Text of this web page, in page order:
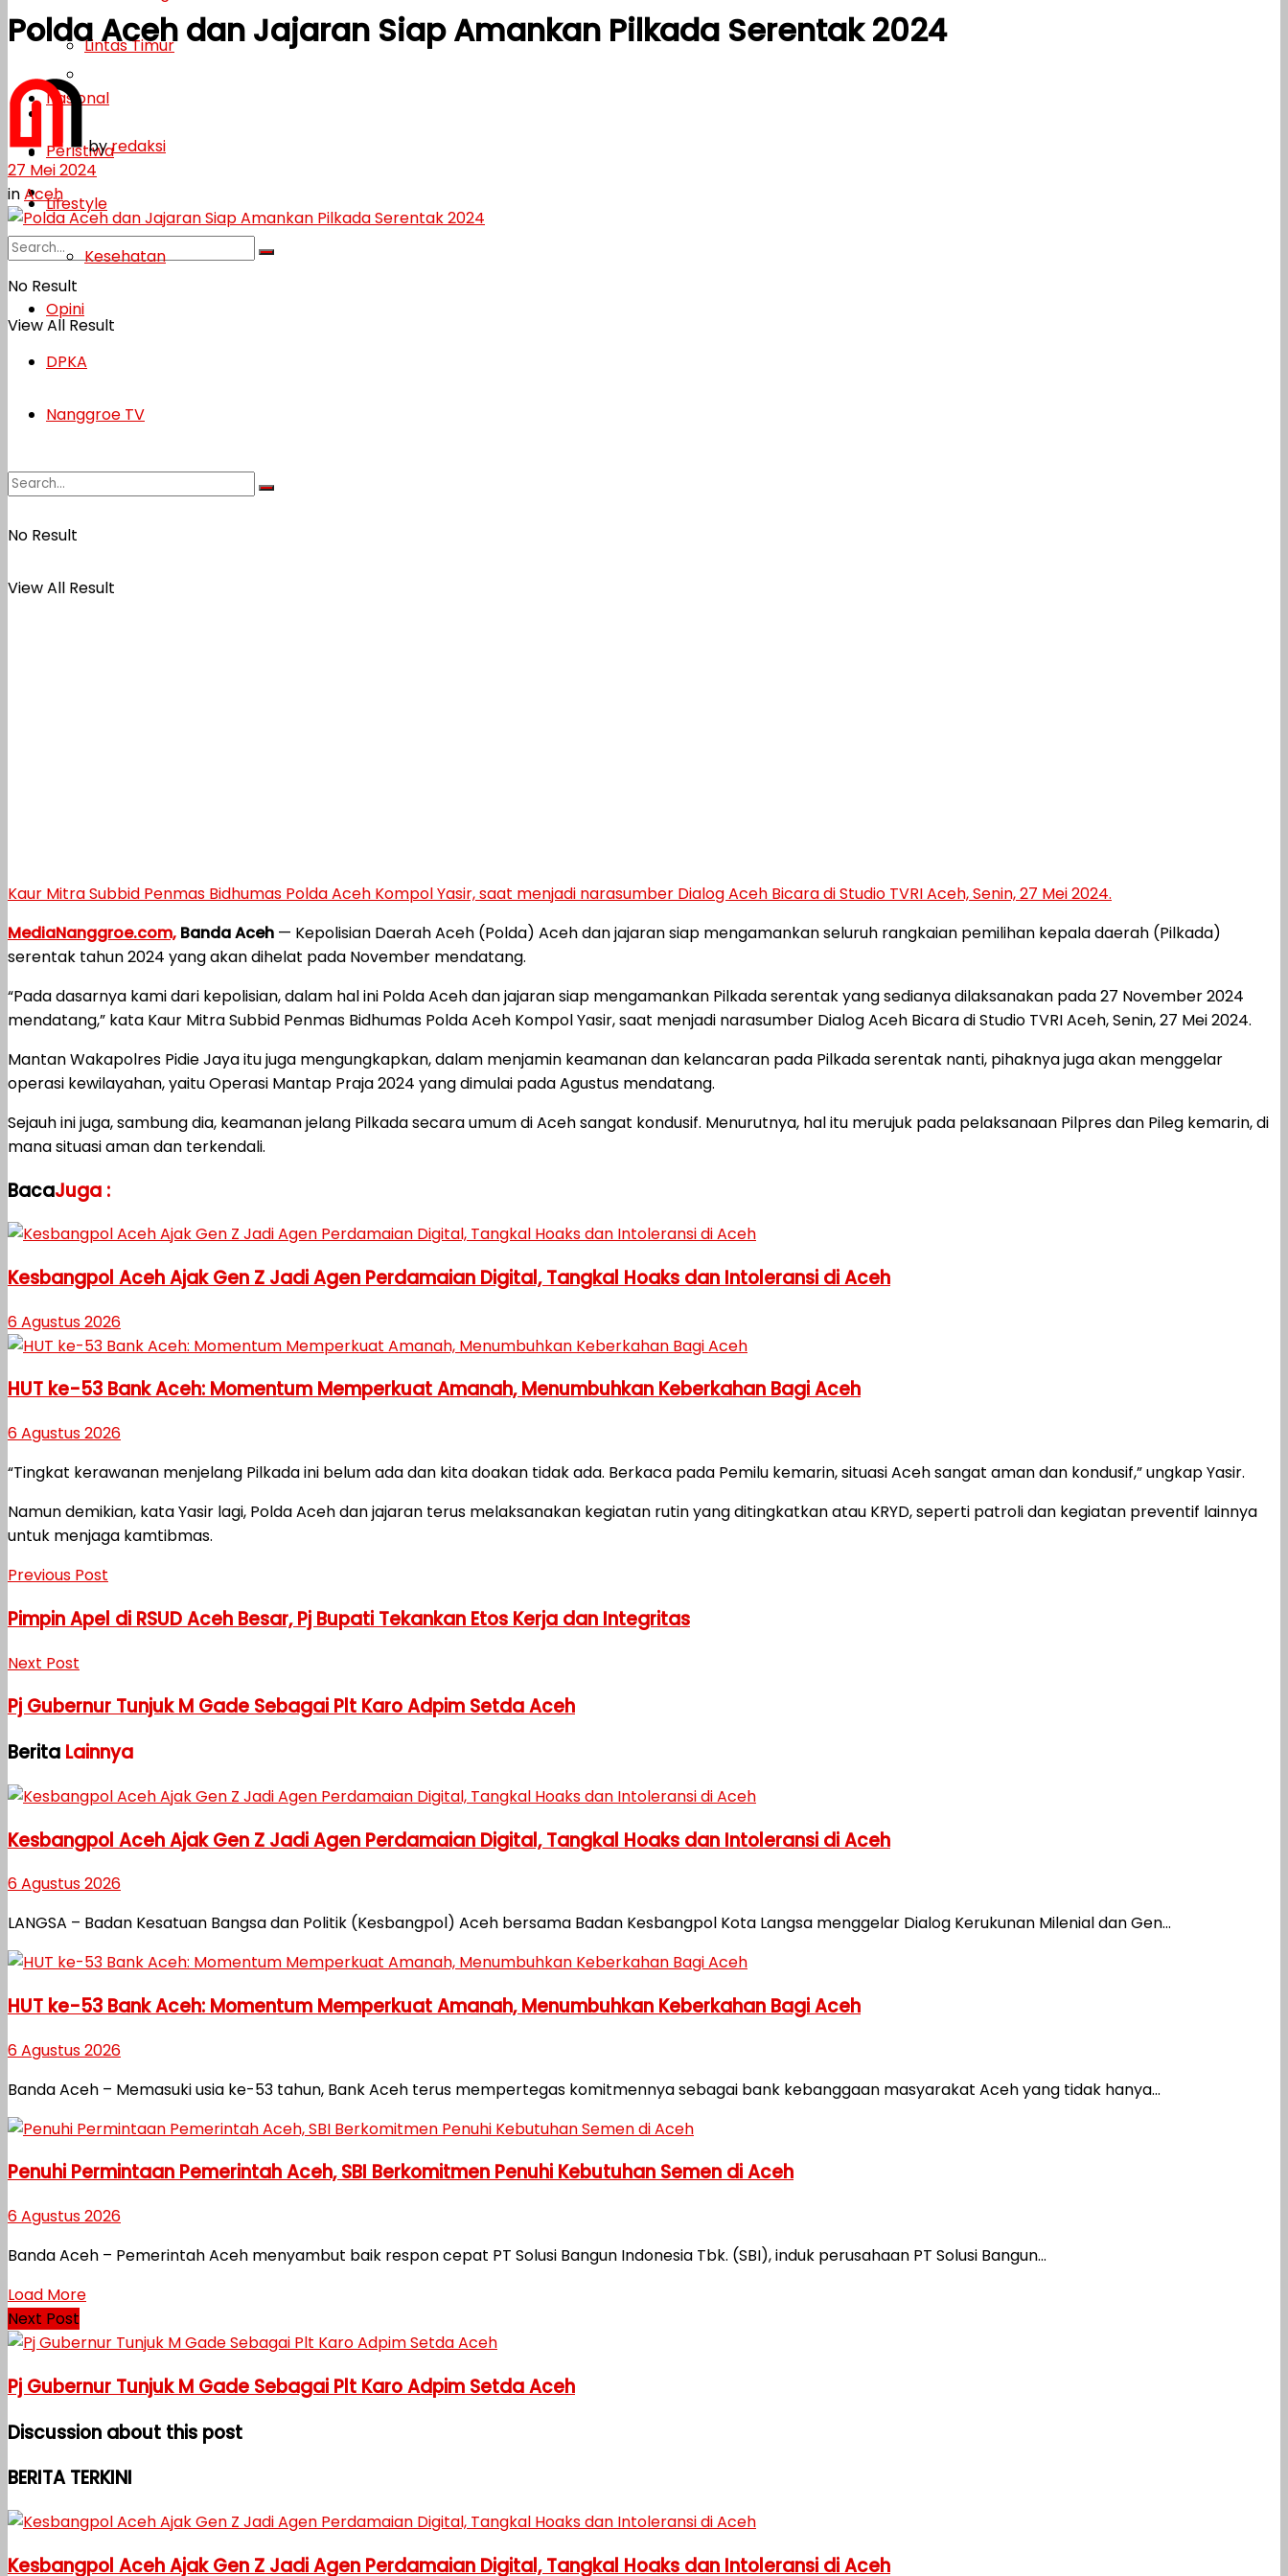
Lifestyle
DPKA
Nanggroe TV
No Result
View All Result
Lintas Timur
Nasional
Peristiwa
Lifestyle
Kesehatan
Opini
DPKA
Nanggroe TV
No Result
View All Result
Polda Aceh dan Jajaran Siap Amankan Pilkada Serentak 2024
byredaksi
27 Mei 2024
inAceh
Kaur Mitra Subbid Penmas Bidhumas Polda Aceh Kompol Yasir, saat menjadi narasumber Dialog Aceh Bicara di Studio TVRI Aceh, Senin, 27 Mei 2024.
MediaNanggroe.com, Banda Aceh — Kepolisian Daerah Aceh (Polda) Aceh dan jajaran siap mengamankan seluruh rangkaian pemilihan kepala daerah (Pilkada)
serentak tahun 2024 yang akan dihelat pada November mendatang.
“Pada dasarnya kami dari kepolisian, dalam hal ini Polda Aceh dan jajaran siap mengamankan Pilkada serentak yang sedianya dilaksanakan pada 27 November 2024
mendatang,” kata Kaur Mitra Subbid Penmas Bidhumas Polda Aceh Kompol Yasir, saat menjadi narasumber Dialog Aceh Bicara di Studio TVRI Aceh, Senin, 27 Mei 2024.
Mantan Wakapolres Pidie Jaya itu juga mengungkapkan, dalam menjamin keamanan dan kelancaran pada Pilkada serentak nanti, pihaknya juga akan menggelar
operasi kewilayahan, yaitu Operasi Mantap Praja 2024 yang dimulai pada Agustus mendatang.
Sejauh ini juga, sambung dia, keamanan jelang Pilkada secara umum di Aceh sangat kondusif. Menurutnya, hal itu merujuk pada pelaksanaan Pilpres dan Pileg kemarin, di
mana situasi aman dan terkendali.
BacaJuga :
Kesbangpol Aceh Ajak Gen Z Jadi Agen Perdamaian Digital, Tangkal Hoaks dan Intoleransi di Aceh
6 Agustus 2026
HUT ke-53 Bank Aceh: Momentum Memperkuat Amanah, Menumbuhkan Keberkahan Bagi Aceh
6 Agustus 2026
“Tingkat kerawanan menjelang Pilkada ini belum ada dan kita doakan tidak ada. Berkaca pada Pemilu kemarin, situasi Aceh sangat aman dan kondusif,” ungkap Yasir.
Namun demikian, kata Yasir lagi, Polda Aceh dan jajaran terus melaksanakan kegiatan rutin yang ditingkatkan atau KRYD, seperti patroli dan kegiatan preventif lainnya
untuk menjaga kamtibmas.
Previous Post
Pimpin Apel di RSUD Aceh Besar, Pj Bupati Tekankan Etos Kerja dan Integritas
Next Post
Pj Gubernur Tunjuk M Gade Sebagai Plt Karo Adpim Setda Aceh
Berita Lainnya
Kesbangpol Aceh Ajak Gen Z Jadi Agen Perdamaian Digital, Tangkal Hoaks dan Intoleransi di Aceh
6 Agustus 2026
LANGSA – Badan Kesatuan Bangsa dan Politik (Kesbangpol) Aceh bersama Badan Kesbangpol Kota Langsa menggelar Dialog Kerukunan Milenial dan Gen...
HUT ke-53 Bank Aceh: Momentum Memperkuat Amanah, Menumbuhkan Keberkahan Bagi Aceh
6 Agustus 2026
Banda Aceh – Memasuki usia ke-53 tahun, Bank Aceh terus mempertegas komitmennya sebagai bank kebanggaan masyarakat Aceh yang tidak hanya...
Penuhi Permintaan Pemerintah Aceh, SBI Berkomitmen Penuhi Kebutuhan Semen di Aceh
6 Agustus 2026
Banda Aceh – Pemerintah Aceh menyambut baik respon cepat PT Solusi Bangun Indonesia Tbk. (SBI), induk perusahaan PT Solusi Bangun...
Load More
Next Post
Pj Gubernur Tunjuk M Gade Sebagai Plt Karo Adpim Setda Aceh
Discussion about this post
BERITA TERKINI
Kesbangpol Aceh Ajak Gen Z Jadi Agen Perdamaian Digital, Tangkal Hoaks dan Intoleransi di Aceh